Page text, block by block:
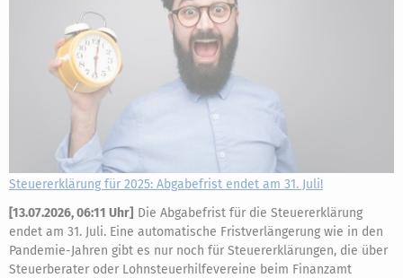
Steuererklärung für 2025: Abgabefrist endet am 31. Juli!
[13.07.2026, 06:11 Uhr] Die Abgabefrist für die Steuererklärung
endet am 31. Juli. Eine automatische Fristverlängerung wie in den
Pandemie-Jahren gibt es nur noch für Steuererklärungen, die über
Steuerberater oder Lohnsteuerhilfevereine beim Finanzamt